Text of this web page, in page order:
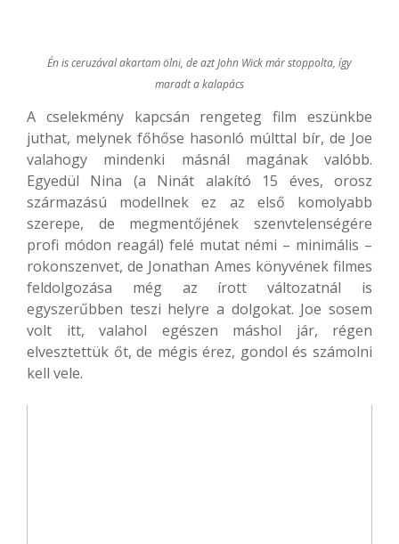
Én is ceruzával akartam ölni, de azt John Wick már stoppolta, így
maradt a kalapács
A cselekmény kapcsán rengeteg film eszünkbe
juthat, melynek főhőse hasonló múlttal bír, de Joe
valahogy mindenki másnál magának valóbb.
Egyedül Nina (a Ninát alakító 15 éves, orosz
származású modellnek ez az első komolyabb
szerepe, de megmentőjének szenvtelenségére
profi módon reagál) felé mutat némi – minimális –
rokonszenvet, de Jonathan Ames könyvének filmes
feldolgozása még az írott változatnál is
egyszerűbben teszi helyre a dolgokat. Joe sosem
volt itt, valahol egészen máshol jár, régen
elvesztettük őt, de mégis érez, gondol és számolni
kell vele.